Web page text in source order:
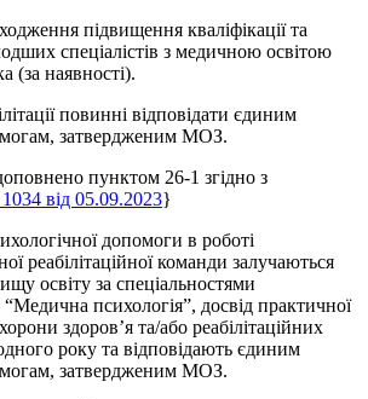
підвищення кваліфікації та
спеціалістів з медичною освітою
(за наявності).
повинні відповідати єдиним
затвердженим МОЗ.
пунктом 26-1 згідно з
від 05.09.2023}
допомоги в роботі
реабілітаційної команди залучаються
освіту за спеціальностями
“Медична психологія”, досвід практичної
здоров’я та/або реабілітаційних
року та відповідають єдиним
затвердженим МОЗ.